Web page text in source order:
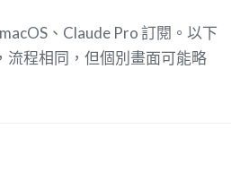
、Claude Pro 訂閱。以下
流程相同，但個別畫面可能略